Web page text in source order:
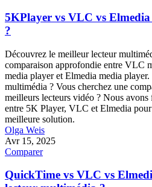
5KPlayer vs VLC vs Elmedia
?
Découvrez le meilleur lecteur
comparaison approfondie entre VLC
media player et Elmedia media
multimédia ? Vous cherchez une
meilleurs lecteurs vidéo ? Nous
entre 5K Player, VLC et Elmedia
meilleure solution.
Olga Weis
Avr 15, 2025
Comparer
QuickTime vs VLC vs